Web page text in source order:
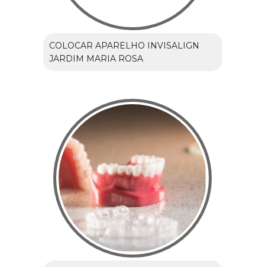
COLOCAR APARELHO INVISALIGN
JARDIM MARIA ROSA